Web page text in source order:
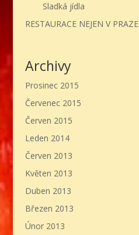
Sladká jídla
RESTAURACE NEJEN V PRAZE
Archivy
Prosinec 2015
Červenec 2015
Červen 2015
Leden 2014
Červen 2013
Květen 2013
Duben 2013
Březen 2013
Únor 2013